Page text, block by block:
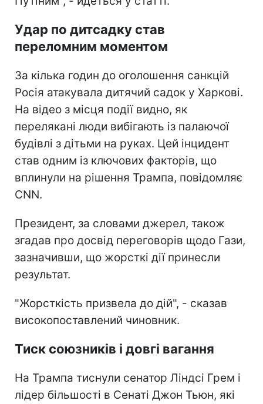
Удар по дитсадку став
переломним моментом
За кілька годин до оголошення санкцій
Росія атакувала дитячий садок у Харкові.
На відео з місця події видно, як
перелякані люди вибігають із палаючої
будівлі з дітьми на руках. Цей інцидент
став одним із ключових факторів, що
вплинули на рішення Трампа, повідомляє
CNN.
Президент, за словами джерел, також
згадав про досвід переговорів щодо Гази,
зазначивши, що жорсткі дії принесли
результат.
"Жорсткість призвела до дій", - сказав
високопоставлений чиновник.
Тиск союзників і довгі вагання
На Трампа тиснули сенатор Ліндсі Грем і
лідер більшості в Сенаті Джон Тьюн, які